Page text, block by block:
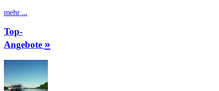
mehr ...
Top-
Angebote »